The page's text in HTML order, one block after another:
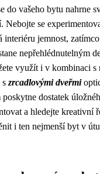
do vašeho bytu nahrne
Nebojte se
interiéru jemnost, zatímco
nepřehlédnutelným
využít i v kombinaci s
s zrcadlovými dveřmi
dostatek
a hledejte kreativní
i ten nejmenší byt v